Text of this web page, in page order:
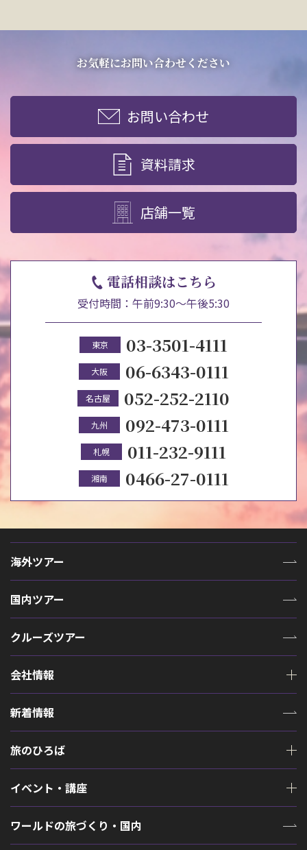
お気軽にお問い合わせください
お問い合わせ
資料請求
店舗一覧
電話相談はこちら
受付時間：午前9:30～午後5:30
東京 03-3501-4111
大阪 06-6343-0111
名古屋 052-252-2110
九州 092-473-0111
札幌 011-232-9111
湘南 0466-27-0111
海外ツアー
国内ツアー
クルーズツアー
会社情報
新着情報
旅のひろば
イベント・講座
ワールドの旅づくり・国内